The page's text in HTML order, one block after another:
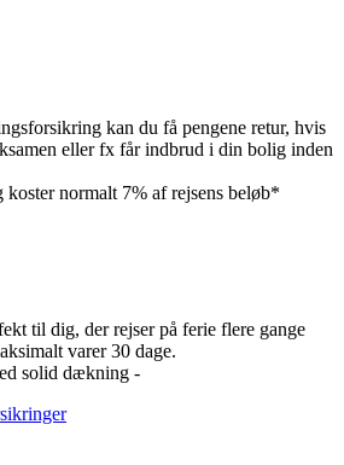
kan du få pengene retur, hvis
eller fx får indbrud i din bolig inden
normalt 7% af rejsens beløb*
til dig, der rejser på ferie flere gange
varer 30 dage.
solid dækning -